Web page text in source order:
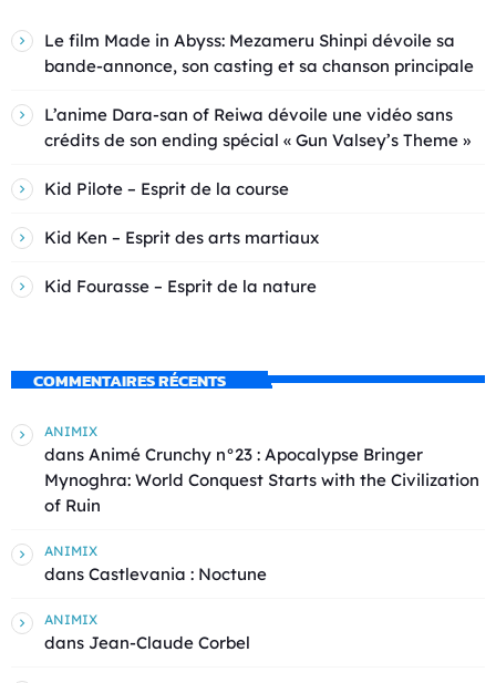
Le film Made in Abyss: Mezameru Shinpi dévoile sa
bande-annonce, son casting et sa chanson principale
L’anime Dara-san of Reiwa dévoile une vidéo sans
crédits de son ending spécial « Gun Valsey’s Theme »
Kid Pilote – Esprit de la course
Kid Ken – Esprit des arts martiaux
Kid Fourasse – Esprit de la nature
COMMENTAIRES RÉCENTS
ANIMIX
dans Animé Crunchy n°23 : Apocalypse Bringer
Mynoghra: World Conquest Starts with the Civilization
of Ruin
ANIMIX
dans Castlevania : Noctune
ANIMIX
dans Jean-Claude Corbel